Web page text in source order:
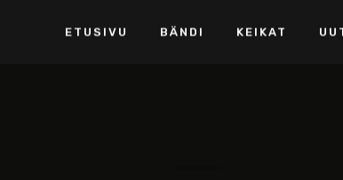
ETUSIVU BÄNDI KEIKAT